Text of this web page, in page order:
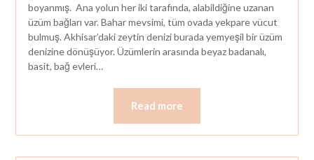
boyanmış. Ana yolun her iki tarafında, alabildiğine uzanan
üzüm bağları var. Bahar mevsimi, tüm ovada yekpare vücut
bulmuş. Akhisar’daki zeytin denizi burada yemyeşil bir üzüm
denizine dönüşüyor. Üzümlerin arasında beyaz badanalı,
basit, bağ evleri…
Read more